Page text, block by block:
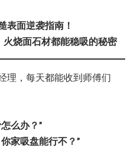
表面逆袭指南！
烧面石材都能稳吸的秘密
理，每天都能收到师傅们
么办？”
家吸盘能行不？”